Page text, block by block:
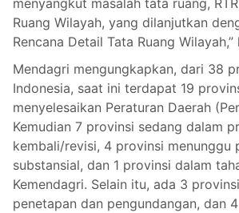
menyangkut masalah tata ruang,
Ruang Wilayah, yang dilanjutkan
Rencana Detail Tata Ruang Wilayah,”
Mendagri mengungkapkan, dari 38
Indonesia, saat ini terdapat 19
menyelesaikan Peraturan Daerah
Kemudian 7 provinsi sedang dalam
kembali/revisi, 4 provinsi menunggu
substansial, dan 1 provinsi dalam
Kemendagri. Selain itu, ada 3
penetapan dan pengundangan, dan